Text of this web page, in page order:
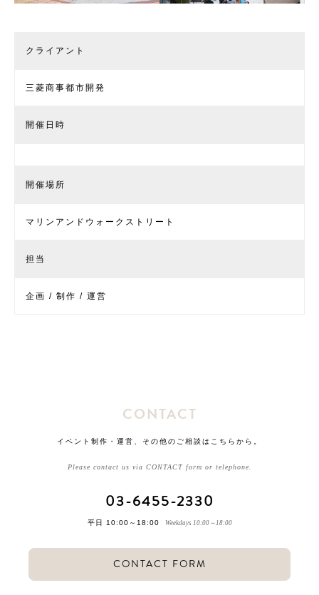
クライアント
三菱商事都市開発
開催日時
開催場所
マリンアンドウォークストリート
担当
企画 / 制作 / 運営
CONTACT
イベント制作・運営、その他のご相談はこちらから。
Please contact us via CONTACT form or telephone.
03-6455-2330
平日 10:00～18:00 Weekdays 10:00～18:00
CONTACT FORM